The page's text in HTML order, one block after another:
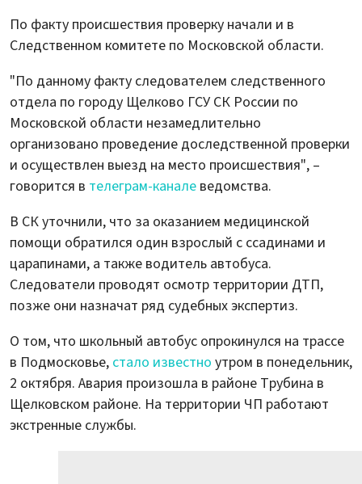
По факту происшествия проверку начали и в
Следственном комитете по Московской области.
"По данному факту следователем следственного
отдела по городу Щелково ГСУ СК России по
Московской области незамедлительно
организовано проведение доследственной проверки
и осуществлен выезд на место происшествия", –
говорится в телеграм-канале ведомства.
В СК уточнили, что за оказанием медицинской
помощи обратился один взрослый с ссадинами и
царапинами, а также водитель автобуса.
Следователи проводят осмотр территории ДТП,
позже они назначат ряд судебных экспертиз.
О том, что школьный автобус опрокинулся на трассе
в Подмосковье, стало известно утром в понедельник,
2 октября. Авария произошла в районе Трубина в
Щелковском районе. На территории ЧП работают
экстренные службы.